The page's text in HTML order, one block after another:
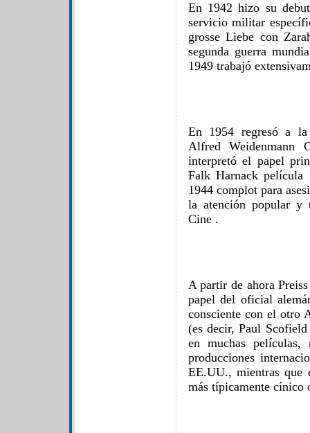
En 1942 hizo su
servicio militar
grosse Liebe con
segunda guerra
1949 trabajó
En 1954 regresó a la
Alfred Weidenmann
interpretó el papel
Falk Harnack
1944 complot para
la atención popular y
Cine .
A partir de ahora
papel del oficial
consciente con el otro
(es decir, Paul
en muchas películas,
producciones
EE.UU., mientras que
más típicamente cínico